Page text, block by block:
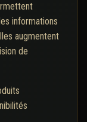
informations
augmentent
de